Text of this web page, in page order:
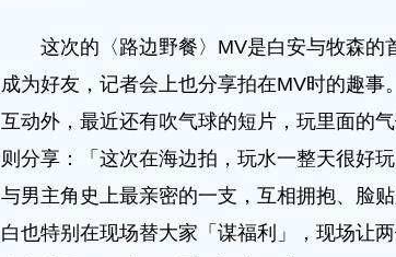
这次的〈路边野餐〉MV是白安与牧森的
成为好友，记者会上也分享拍在MV时的趣
互动外，最近还有吹气球的短片，玩里面的
则分享：「这次在海边拍，玩水一整天很好
与男主角史上最亲密的一支，互相拥抱、脸
白也特别在现场替大家「谋福利」，现场让